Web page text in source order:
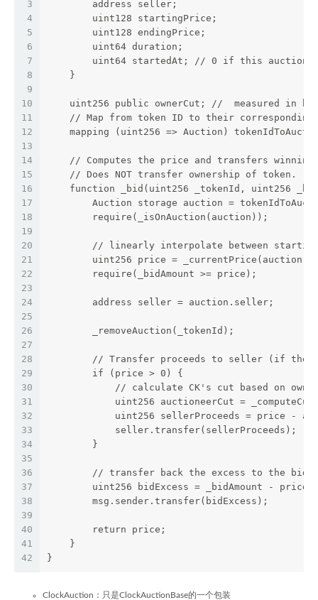
3
4
5
6
7
8
9
10
11
12
13
14
15
16
17
18
19
20
21
22
23
24
25
26
27
28
29
30
31
32
33
34
35
36
37
38
39
40
41
42
        address seller;
        uint128 startingPrice;
        uint128 endingPrice;
        uint64 duration;
uint64 startedAt; // 0 if this auction
    }
uint256 public ownerCut; //  measured in
// Map from token ID to their corresponding
mapping (uint256 => Auction)
// Computes the price and transfers
    // Does NOT transfer ownership of token.
function _bid(uint256 _tokenId, uint256
Auction storage auction =
        require(_isOnAuction(auction));
// linearly interpolate between
uint256 price =
        require(_bidAmount >= price);
        address seller = auction.seller;
        _removeAuction(_tokenId);
// Transfer proceeds to seller (if
        if (price > 0) {
// calculate CK's cut based on
uint256 auctioneerCut =
uint256 sellerProceeds = price -
            seller.transfer(sellerProceeds);
        }
// transfer back the excess to the
        uint256 bidExcess = _bidAmount - price;
        msg.sender.transfer(bidExcess);
        return price;
    }
}
ClockAuction：只是ClockAuctionBase的一个包装